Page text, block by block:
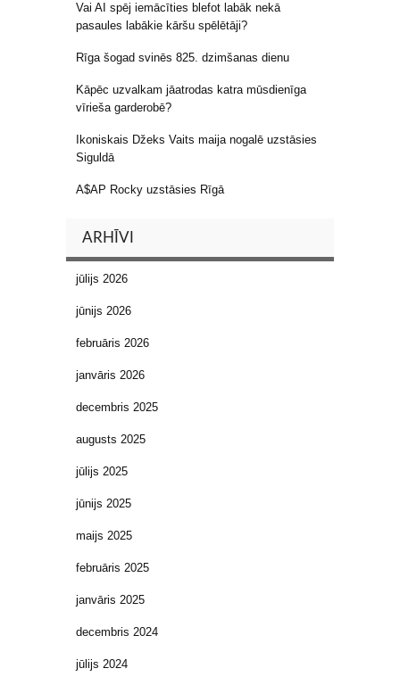
Vai AI spēj iemācīties blefot labāk nekā
pasaules labākie kāršu spēlētāji?
Rīga šogad svinēs 825. dzimšanas dienu
Kāpēc uzvalkam jāatrodas katra mūsdienīga
vīrieša garderobē?
Ikoniskais Džeks Vaits maija nogalē uzstāsies
Siguldā
A$AP Rocky uzstāsies Rīgā
ARHĪVI
jūlijs 2026
jūnijs 2026
februāris 2026
janvāris 2026
decembris 2025
augusts 2025
jūlijs 2025
jūnijs 2025
maijs 2025
februāris 2025
janvāris 2025
decembris 2024
jūlijs 2024